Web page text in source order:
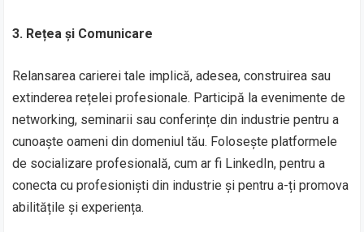
3. Rețea și Comunicare
Relansarea carierei tale implică, adesea, construirea sau
extinderea rețelei profesionale. Participă la evenimente de
networking, seminarii sau conferințe din industrie pentru a
cunoaște oameni din domeniul tău. Folosește platformele
de socializare profesională, cum ar fi LinkedIn, pentru a
conecta cu profesioniști din industrie și pentru a-ți promova
abilitățile și experiența.